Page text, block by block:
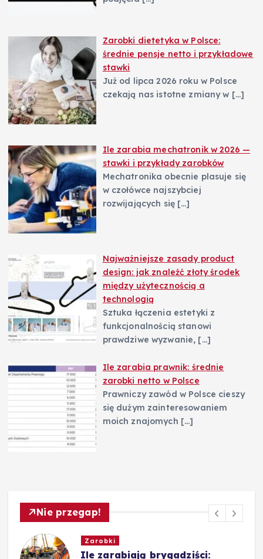
Zarobki dietetyka w Polsce:
średnie pensje netto i przykładowe
stawki
Już od lipca 2026 roku w Polsce
czekają nas istotne zmiany w […]
Ile zarabia mechatronik w 2026 —
stawki i przykłady zarobków
Mechatronika obecnie plasuje się
w czołówce najszybciej
rozwijających się […]
Najważniejsze zasady product
design: jak znaleźć złoty środek
między użytecznością a
technologią
Sztuka łączenia estetyki z
funkcjonalnością stanowi
prawdziwe wyzwanie, […]
Ile zarabia prawnik: średnie
zarobki netto w Polsce
Prawniczy zawód w Polsce cieszy
się dużym zainteresowaniem
moich znajomych […]
Nie przegap!
Biznes
Leadstar: jak zarabiać, jak to